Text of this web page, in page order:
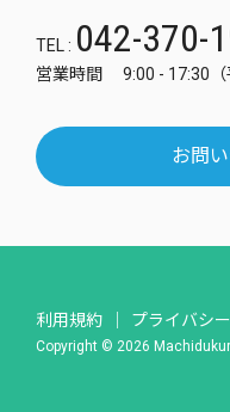
TEL : 042-370-
営業時間 9:00 - 17:30（
お問
利用規約 プライバシ
Copyright © 2026